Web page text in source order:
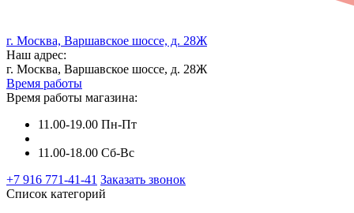
г. Москва, Варшавское шоссе, д. 28Ж
Наш адрес:
г. Москва, Варшавское шоссе, д. 28Ж
Время работы
Время работы магазина:
11.00-19.00 Пн-Пт
11.00-18.00 Сб-Вс
+7 916 771-41-41 Заказать звонок
Список категорий